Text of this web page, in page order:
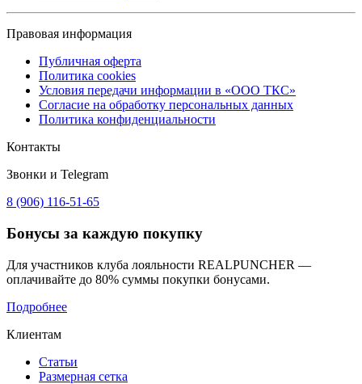
Правовая информация
Публичная оферта
Политика cookies
Условия передачи информации в «ООО ТКС»
Согласие на обработку персональных данных
Политика конфиденциальности
Контакты
Звонки и Telegram
8 (906) 116-51-65
Бонусы за каждую покупку
Для участников клуба лояльности REALPUNCHER —
оплачивайте до 80% суммы покупки бонусами.
Подробнее
Клиентам
Статьи
Размерная сетка